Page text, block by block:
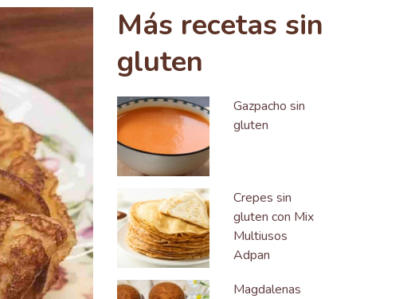
Siguiente
Más recetas sin
gluten
Gazpacho sin
gluten
Crepes sin
gluten con Mix
Multiusos
Adpan
Magdalenas